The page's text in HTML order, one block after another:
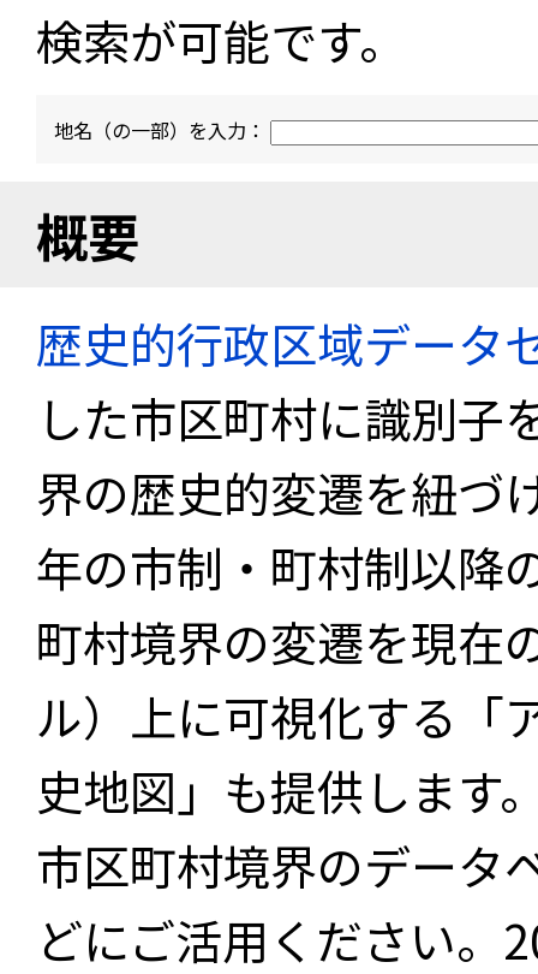
検索が可能です。
地名（の一部）を入力：
概要
歴史的行政区域データ
した市区町村に識別子
界の歴史的変遷を紐づ
年の市制・町村制以降
町村境界の変遷を現在
ル）上に可視化する「
史地図」も提供します
市区町村境界のデータ
どにご活用ください。